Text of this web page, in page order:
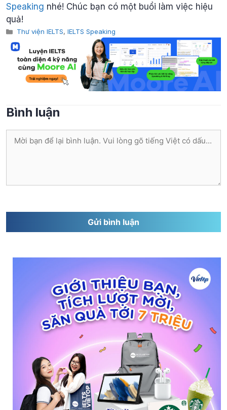
Speaking nhé! Chúc bạn có một buổi làm việc hiệu
quả!
Categories
Thư viện IELTS, IELTS Speaking
Bình luận
Bình